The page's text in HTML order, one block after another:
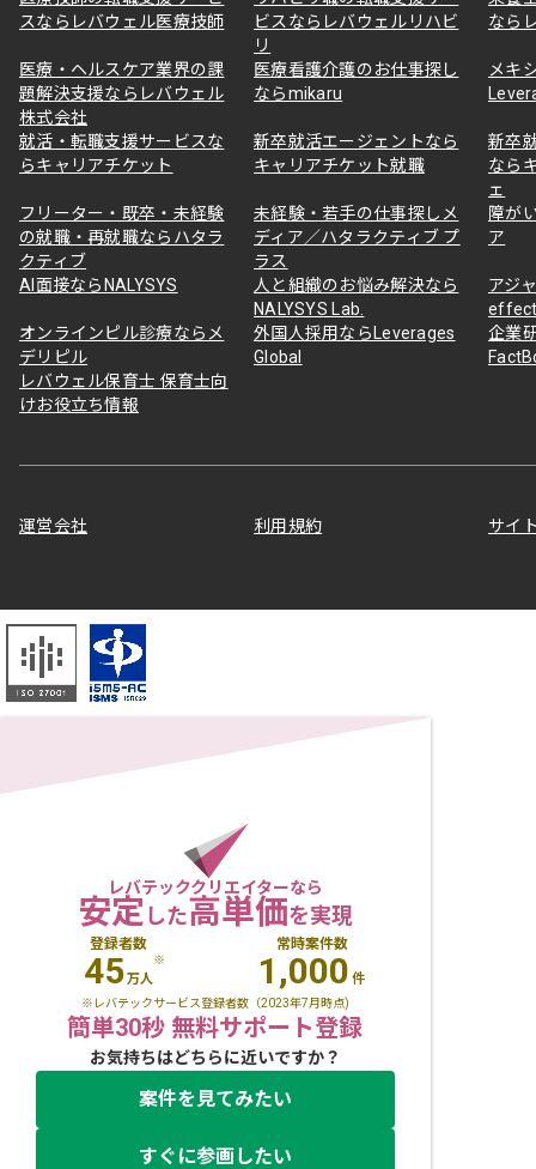
スならレバウェル医療技師
ビスならレバウェルリハビ
リ
なら
医療・ヘルスケア業界の課
題解決支援ならレバウェル
株式会社
医療看護介護のお仕事探し
ならmikaru
メキ
就活・転職支援サービスな
らキャリアチケット
新卒就活エージェントなら
キャリアチケット就職
新卒
なら
ェ
フリーター・既卒・未経験
の就職・再就職ならハタラ
クティブ
未経験・若手の仕事探しメ
ディア／ハタラクティブ プ
ラス
障が
ア
AI面接ならNALYSYS
人と組織のお悩み解決なら
NALYSYS Lab.
アジ
オンラインピル診療ならメ
デリピル
外国人採用ならLeverages
Global
企業
レバウェル保育士 保育士向
けお役立ち情報
運営会社 利用規約 サイ
レバテッククリエイターなら
安定した高単価を実現
登録者数
45万人
※
常時案件数
1,000 件
※レバテックサービス登録者数（2023年7月時点)
簡単30秒 無料サポート登録
お気持ちはどちらに近いですか？
案件を見てみたい
すぐに参画したい